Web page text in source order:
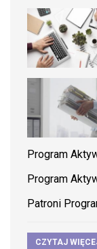
Program
Program
Patroni
CZYTAJ